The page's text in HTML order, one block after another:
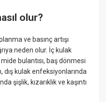
olur?
ve basınç artışı
neden olur. İç kulak
bulantısı, baş dönmesi
kulak enfeksiyonlarında
şişlik, kızarıklık ve kaşıntı